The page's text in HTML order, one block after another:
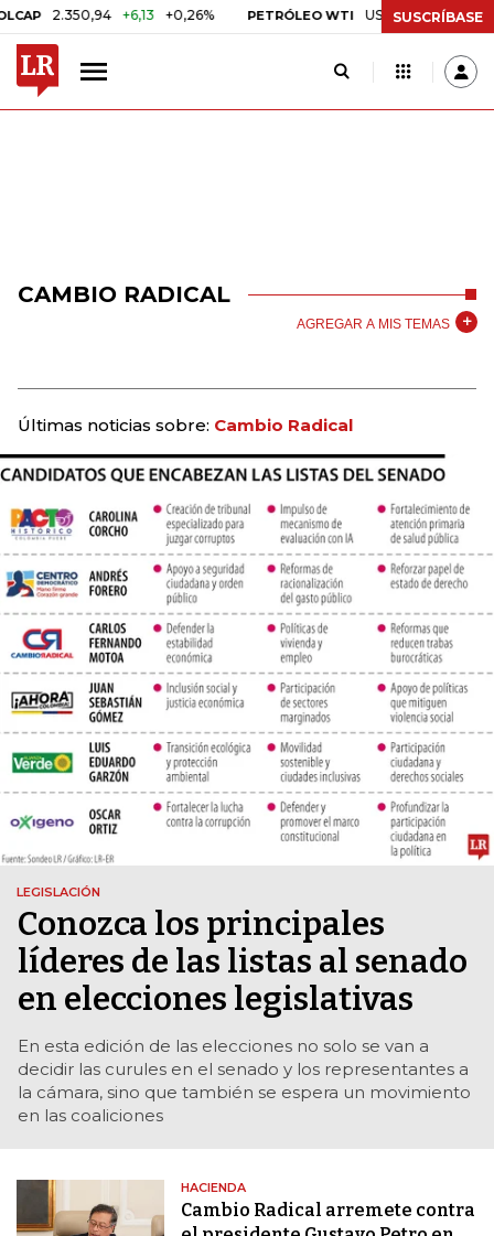
2.350,94 +6,13 +0,26% PETRÓLEO WTI US$ 78,01 US$ 2,92
SUSCRÍBASE
CAMBIO RADICAL
AGREGAR A MIS TEMAS
Últimas noticias sobre: Cambio Radical
LEGISLACIÓN
Conozca los principales
líderes de las listas al senado
en elecciones legislativas
En esta edición de las elecciones no solo se van a
decidir las curules en el senado y los representantes a
la cámara, sino que también se espera un movimiento
en las coaliciones
HACIENDA
Cambio Radical arremete contra